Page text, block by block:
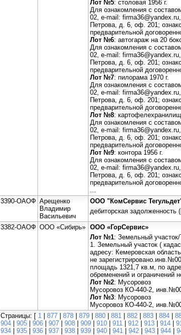
Лот №5: столовая 1956 г.
Для ознакомления с
02, е-mail:
Петрова, д. 6, оф. 201;
предварительной
Лот №6: автогараж на 20
Для ознакомления с
02, е-mail:
Петрова, д. 6, оф. 201;
предварительной
Лот №7: пилорама 1970 г.
Для ознакомления с
02, е-mail:
Петрова, д. 6, оф. 201;
предварительной
Лот №8:
Для ознакомления с
02, е-mail:
Петрова, д. 6, оф. 201;
предварительной
Лот №9: контора 1956 г.
Для ознакомления с
02, е-mail:
Петрова, д. 6, оф. 201;
предварительной
3390-ОАОФ Арещенко
Владимир
Васильевич
ООО "КомСервис
дебиторская задолженность
3382-ОАОФ ООО «Сибирь» ООО «ГорСервис»
Лот №1: Земельный
1. Земельный участок (
адресу: Кемеровская
не
площадь 1321,7 кв.м, по
обременений и ограничений
Лот №2: Мусоровоз
Мусоровоз КО-440-2,
Лот №3: Мусоровоз
Мусоровоз КО-440-2,
Страницы: [ 1 | 877 | 878 | 879 | 880 | 881 | 882 | 883 | 884 |
904 | 905 | 906 | 907 | 908 | 909 | 910 | 911 | 912 | 913 | 914 |
934 | 935 | 936 | 937 | 938 | 939 | 940 | 941 | 942 | 943 | 944 |